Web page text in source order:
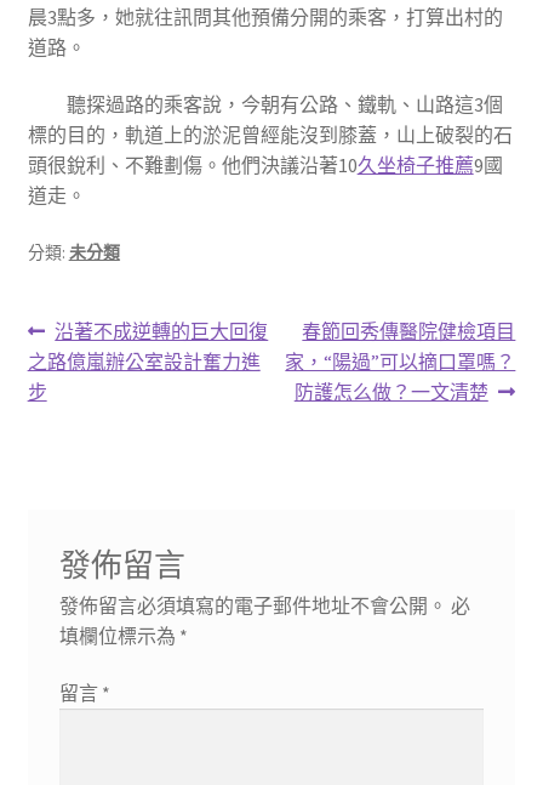
晨3點多，她就往訊問其他預備分開的乘客，打算出村的
道路。
聽探過路的乘客說，今朝有公路、鐵軌、山路這3個
標的目的，軌道上的淤泥曾經能沒到膝蓋，山上破裂的石
頭很銳利、不難劃傷。他們決議沿著10久坐椅子推薦9國
道走。
分類: 未分類
文
章
上
一
沿著不成逆轉的巨大回復
之路億嵐辦公室設計奮力進
步
下
一
篇
春節回秀傳醫院健檢項目
家，“陽過”可以摘口罩嗎？
防護怎么做？一文清楚
發佈留言
發佈留言必須填寫的電子郵件地址不會公開。 必
填欄位標示為 *
留言 *